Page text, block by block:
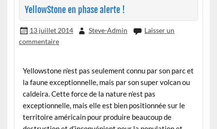
YellowStone en phase alerte !
13 juillet 2014 Steve-Admin
Laisser un
commentaire
Yellowstone n’est pas seulement connu par son parc et
la faune exceptionnelle, mais par son super volcan ou
caldeira. Cette force de la nature n’est pas
exceptionnelle, mais elle est bien positionnée sur le
territoire américain pour produire beaucoup de